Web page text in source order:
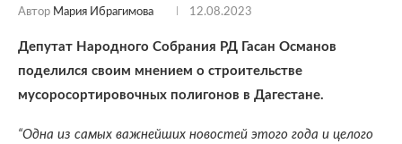
Автор Мария Ибрагимова 12.08.2023
Депутат Народного Собрания РД Гасан Османов
поделился своим мнением о строительстве
мусоросортировочных полигонов в Дагестане.
“Одна из самых важнейших новостей этого года и целого